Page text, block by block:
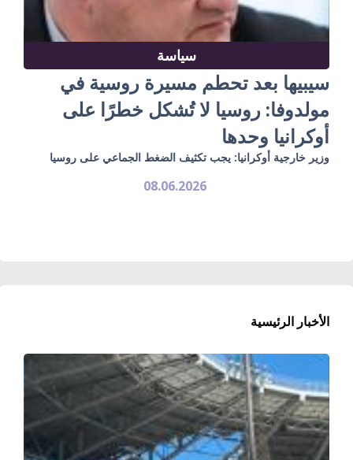
سياسة
سيبيها بعد تحطم مسيرة روسية في
مولدوفا: روسيا لا تُشكل خطرًا على
أوكرانيا وحدها
وزير خارجية أوكرانيا: يجب تكثيف الضغط الجماعي على روسيا
08.06.2026
الأخبار الرئيسية